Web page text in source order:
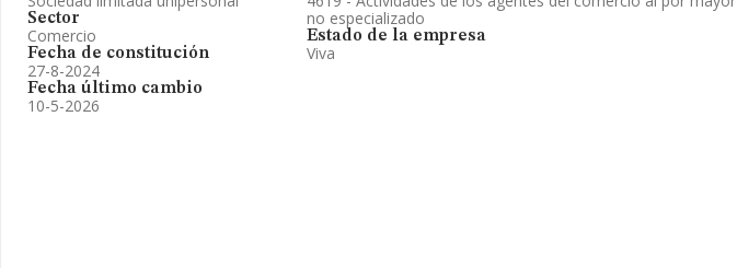
Sector
Comercio
Fecha de constitución
27-8-2024
Fecha último cambio
10-5-2026
no especializado
Estado de la empresa
Viva